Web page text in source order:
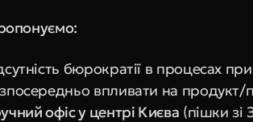
бюрократії в процесах
впливати на продукт/
офіс у центрі Києва (пішки зі